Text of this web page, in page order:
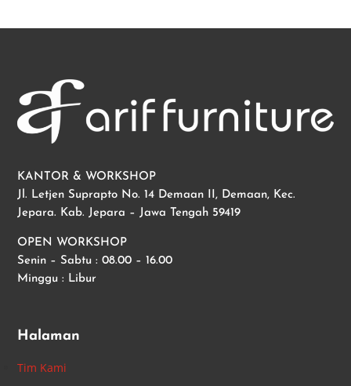
KANTOR & WORKSHOP
Jl. Letjen Suprapto No. 14 Demaan II, Demaan, Kec.
Jepara. Kab. Jepara – Jawa Tengah 59419
OPEN WORKSHOP
Senin – Sabtu : 08.00 – 16.00
Minggu : Libur
Halaman
Tim Kami